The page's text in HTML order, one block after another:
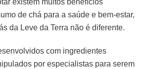
de chá para a saúde e bem-estar,
da Leve da Terra não é diferente.
com ingredientes
por especialistas para serem